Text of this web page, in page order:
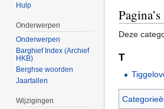
Deze
T
Hulp
Onderwerpen
Onderwerpen
Barghief Index (Archief
HKB)
Berghse woorden
Jaartallen
Wijzigingen